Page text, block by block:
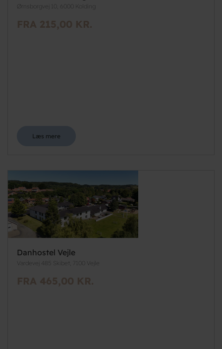
Ørnsborgvej 10, 6000 Kolding
FRA 215,00 KR.
Læs mere
Danhostel Vejle
Vardevej 485 Skibet, 7100 Vejle
FRA 465,00 KR.